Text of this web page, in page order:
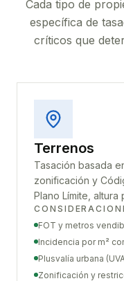
Cada tipo de
específica de
críticos que
Terrenos
Tasación basada
zonificación y
Plano Límite, altura
FOT y metros
Incidencia por m²
Plusvalía urbana
Zonificación y